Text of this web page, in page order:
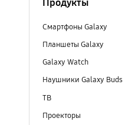
Продукты
Смартфоны Galaxy
Планшеты Galaxy
Galaxy Watch
Наушники Galaxy Buds
ТВ
Проекторы